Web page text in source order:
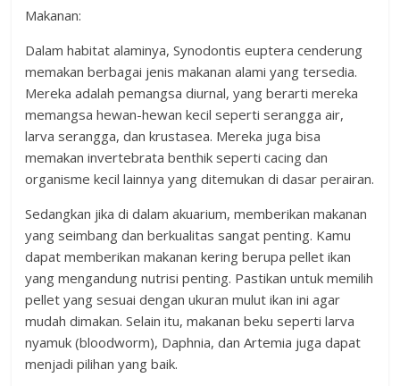
Makanan:
Dalam habitat alaminya, Synodontis euptera cenderung
memakan berbagai jenis makanan alami yang tersedia.
Mereka adalah pemangsa diurnal, yang berarti mereka
memangsa hewan-hewan kecil seperti serangga air,
larva serangga, dan krustasea. Mereka juga bisa
memakan invertebrata benthik seperti cacing dan
organisme kecil lainnya yang ditemukan di dasar perairan.
Sedangkan jika di dalam akuarium, memberikan makanan
yang seimbang dan berkualitas sangat penting. Kamu
dapat memberikan makanan kering berupa pellet ikan
yang mengandung nutrisi penting. Pastikan untuk memilih
pellet yang sesuai dengan ukuran mulut ikan ini agar
mudah dimakan. Selain itu, makanan beku seperti larva
nyamuk (bloodworm), Daphnia, dan Artemia juga dapat
menjadi pilihan yang baik.